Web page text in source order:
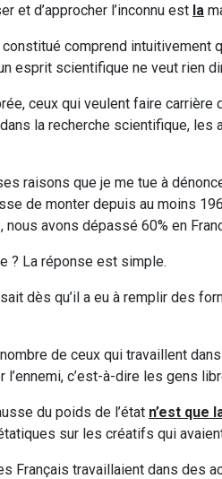
et d’approcher l’inconnu est la
comprend intuitivement
esprit scientifique ne veut rien
ceux qui veulent faire
la recherche scientifique,
raisons que je me tue à
de monter depuis au moins
nous avons dépassé 60% en
? La réponse est simple.
sait dès qu’il a eu à remplir des
de ceux qui travaillent
l’ennemi, c’est-à-dire les gens
du poids de l’état n’est que
sur les créatifs qui
Français travaillaient dans des